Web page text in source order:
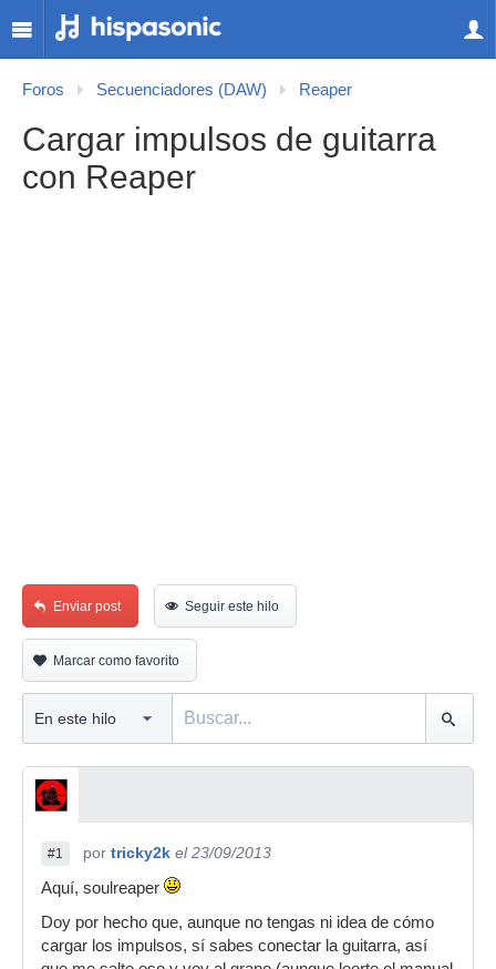
Foros Secuenciadores (DAW) Reaper
Cargar impulsos de guitarra
con Reaper
Enviar post Seguir este hilo
Marcar como favorito
#1 por tricky2k el 23/09/2013
Aquí, soulreaper
Doy por hecho que, aunque no tengas ni idea de cómo
cargar los impulsos, sí sabes conectar la guitarra, así